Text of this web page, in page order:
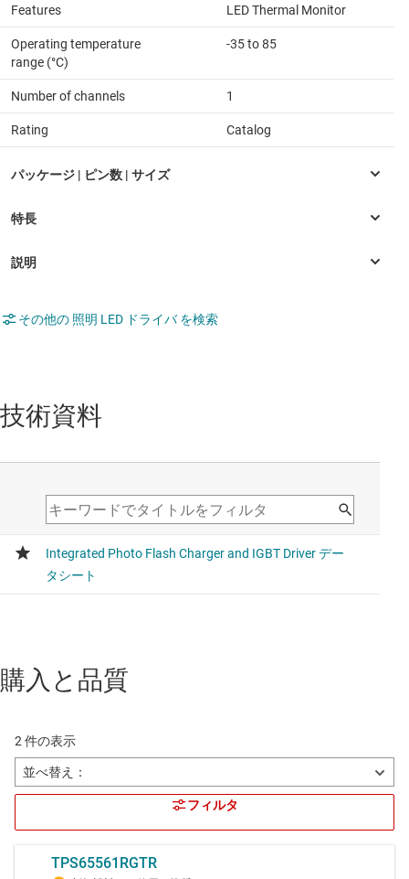
Features LED Thermal Monitor
Operating temperature
range (°C)
-35 to 85
Number of channels 1
Rating Catalog
その他の 照明 LED ドライバ を検索
技術資料
購入と品質